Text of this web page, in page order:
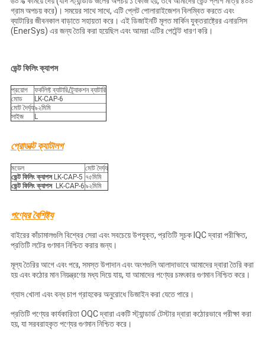
গ্রাম অপচয় করে)। সময়ের সাথে সাথে, এটি প্লেট পোলারাইজেশন বিলম্বিত করতে এবং
ব্যাটারির জীবনকাল বাড়াতে সহায়তা করে। এই ডিজাইনটি মূলত মার্কিন যুক্তরাষ্ট্রের এনারসিস
(EnerSys) এর জন্য তৈরি করা হয়েছিল এবং আমরা এটির পেটেন্ট ধারণ করি।
ভেন্ট ফিলিং ক্যাপস
প্রয়োগ
ফর্কলিফ্ট ব্যাটারি/ট্র্যাকশন ব্যাটারি
মোড
LK-CAP-6
মোট দৈর্ঘ্য৯২মিমি
সাইজ
L
প্রোডাক্ট ক্যাটালগ
মডেল
মোট দৈর্ঘ্য
ভেন্ট ফিলিং ক্যাপস​ LK-CAP-5 ৭৫মিমি
ভেন্ট ফিলিং ক্যাপস ​ LK-CAP-6৯২মিমি
পণ্যের বৈশিষ্ট্য
বাইরের কাঁচামালগুলি বিশ্বের সেরা এবং সবচেয়ে উপযুক্ত, প্রতিটি সূচক IQC দ্বারা পরীক্ষিত,
প্রতিটি লটের গুণমান নিশ্চিত করার জন্য।
মূল্য তৈরির আগে এবং পরে, সমস্ত উপাদান এবং অংশগুলি আলাদাভাবে আমাদের দ্বারা তৈরি করা
হয় এবং কঠোর মান নিয়ন্ত্রণের মধ্য দিয়ে যায়, যা আমাদের পণ্যের চমৎকার গুণমান নিশ্চিত করে।
গ্যাস খোলা এবং বন্ধ চাপ গ্রাহকের অনুরোধে ডিজাইন করা যেতে পারে।
প্রতিটি পণ্যের কার্যকারিতা OQC দ্বারা একটি স্ট্যান্ডার্ড টেস্টার দ্বারা কঠোরভাবে পরীক্ষা করা
হয়, যা সরবরাহকৃত পণ্যের গুণমান নিশ্চিত করে।